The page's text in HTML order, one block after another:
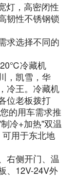
灯，高密闭性
韧性不锈钢锁
求选择不同的
冷藏机
，凯雪，华
冷王。冷藏机
位老板拨打
的用车需求推
冷+加热"双温
用于东北地
右侧开门、温
、12V-24V外